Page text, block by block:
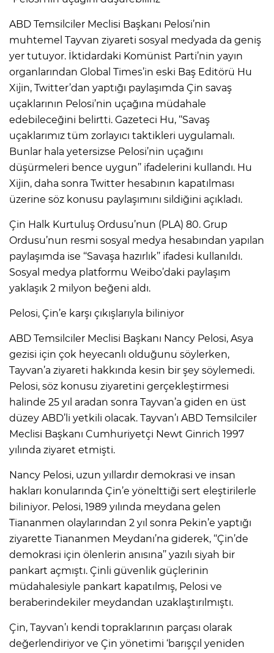
ABD Temsilciler Meclisi Başkanı Pelosi’nin
muhtemel Tayvan ziyareti sosyal medyada da geniş
yer tutuyor. İktidardaki Komünist Parti’nin yayın
organlarından Global Times’in eski Baş Editörü Hu
Xijin, Twitter’dan yaptığı paylaşımda Çin savaş
uçaklarının Pelosi’nin uçağına müdahale
edebileceğini belirtti. Gazeteci Hu, ‘‘Savaş
uçaklarımız tüm zorlayıcı taktikleri uygulamalı.
Bunlar hala yetersizse Pelosi’nin uçağını
düşürmeleri bence uygun’’ ifadelerini kullandı. Hu
Xijin, daha sonra Twitter hesabının kapatılması
üzerine söz konusu paylaşımını sildiğini açıkladı.
Çin Halk Kurtuluş Ordusu’nun (PLA) 80. Grup
Ordusu’nun resmi sosyal medya hesabından yapılan
paylaşımda ise ‘‘Savaşa hazırlık’’ ifadesi kullanıldı.
Sosyal medya platformu Weibo’daki paylaşım
yaklaşık 2 milyon beğeni aldı.
Pelosi, Çin’e karşı çıkışlarıyla biliniyor
ABD Temsilciler Meclisi Başkanı Nancy Pelosi, Asya
gezisi için çok heyecanlı olduğunu söylerken,
Tayvan’a ziyareti hakkında kesin bir şey söylemedi.
Pelosi, söz konusu ziyaretini gerçekleştirmesi
halinde 25 yıl aradan sonra Tayvan’a giden en üst
düzey ABD’li yetkili olacak. Tayvan’ı ABD Temsilciler
Meclisi Başkanı Cumhuriyetçi Newt Ginrich 1997
yılında ziyaret etmişti.
Nancy Pelosi, uzun yıllardır demokrasi ve insan
hakları konularında Çin’e yönelttiği sert eleştirilerle
biliniyor. Pelosi, 1989 yılında meydana gelen
Tiananmen olaylarından 2 yıl sonra Pekin’e yaptığı
ziyarette Tiananmen Meydanı’na giderek, ‘‘Çin’de
demokrasi için ölenlerin anısına’’ yazılı siyah bir
pankart açmıştı. Çinli güvenlik güçlerinin
müdahalesiyle pankart kapatılmış, Pelosi ve
beraberindekiler meydandan uzaklaştırılmıştı.
Çin, Tayvan’ı kendi topraklarının parçası olarak
değerlendiriyor ve Çin yönetimi ‘barışçıl yeniden